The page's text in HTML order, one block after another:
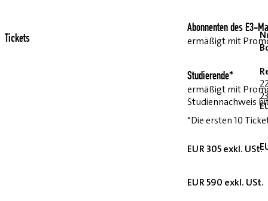
Abonnenten des E3-
ermäßigt mit
Studierende*
ermäßigt mit
Studiennachweis
*Die ersten 10
EUR 305 exkl. USt.
EUR 590 exkl. USt.
Tickets